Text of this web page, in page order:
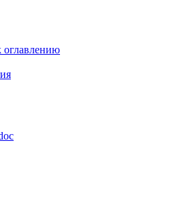
оглавлению